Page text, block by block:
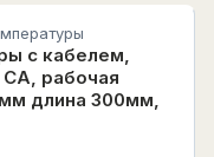
с кабелем,
рабочая
длина 300мм,